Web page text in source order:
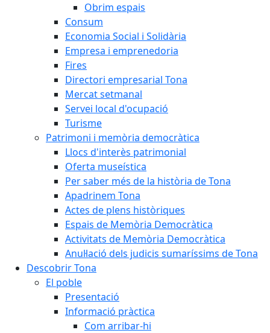
Obrim espais
Consum
Economia Social i Solidària
Empresa i emprenedoria
Fires
Directori empresarial Tona
Mercat setmanal
Servei local d'ocupació
Turisme
Patrimoni i memòria democràtica
Llocs d'interès patrimonial
Oferta museística
Per saber més de la història de Tona
Apadrinem Tona
Actes de plens històriques
Espais de Memòria Democràtica
Activitats de Memòria Democràtica
Anul·lació dels judicis sumaríssims de Tona
Descobrir Tona
El poble
Presentació
Informació pràctica
Com arribar-hi